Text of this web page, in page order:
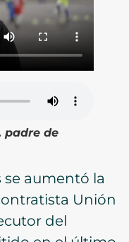
padre de
aumentó la
Unión
del